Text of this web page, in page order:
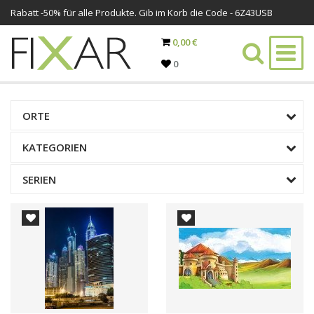
Rabatt -50% für alle Produkte. Gib im Korb die Code - 6Z43USB
0,00 €
0
ORTE
KATEGORIEN
SERIEN